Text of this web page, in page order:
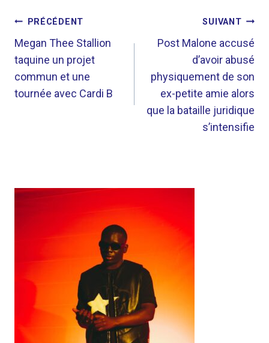
NAVIGATION
DE
L’ARTICLE
PRÉCÉDENT
Megan Thee Stallion
taquine un projet
commun et une
tournée avec Cardi B
SUIVANT
Post Malone accusé
d’avoir abusé
physiquement de son
ex-petite amie alors
que la bataille juridique
s’intensifie